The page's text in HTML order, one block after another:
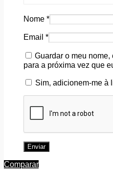
Nome *
Email *
Guardar o meu
para a próxima vez que
Sim, adicionem-me à
Comparar